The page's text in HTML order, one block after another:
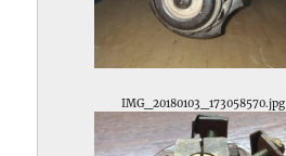
IMG_20180103_173058570.jpg